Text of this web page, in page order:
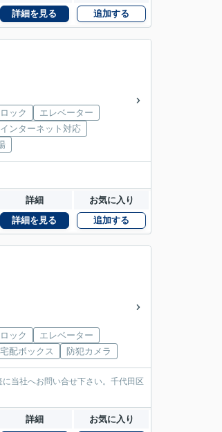
詳細を見る 追加する
ック
エレベーター
インターネット対応
詳細 お気に入り
詳細を見る 追加する
ック
エレベーター
宅配ボックス 防犯カメラ
当社へお問い合せ下さい。千代田区
詳細 お気に入り